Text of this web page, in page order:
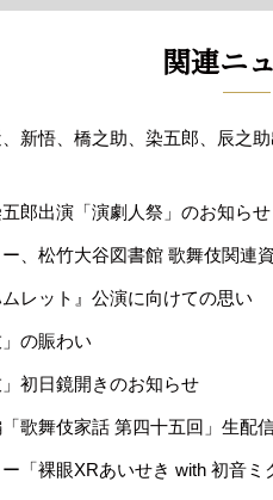
関連ニ
新悟、橋之助、染五郎、辰之
郎出演「演劇人祭」のお知らせ
、松竹大谷図書館 歌舞伎関連
レット』公演に向けての思い
」の賑わい
」初日鏡開きのお知らせ
歌舞伎家話 第四十五回」生配
「裸眼XRあいせき with 初音ミ